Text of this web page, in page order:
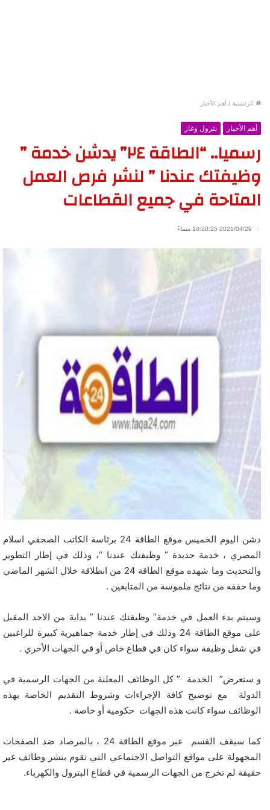
الرئيسية / أهم الأخبار
أهم الأخبار بترول وغاز
رسميا.. “الطاقة ٢٤” يدشن خدمة ”
وظيفتك عندنا ” لنشر فرص العمل
المتاحة في جميع القطاعات
2021/04/29 10:20:25 مساءً
دشن اليوم الخميس موقع الطاقة 24 برئاسة الكاتب الصحفي اسلام
المصري ، خدمة جديدة ” وظيفتك عندنا “، وذلك في إطار التطوير
والتحديث وما شهده موقع الطاقة 24 من انطلاقة خلال الشهر الماضي
وما حققه من نتائج ملموسة من المتابعين .
وسيتم بدء العمل في خدمة” وظيفتك عندنا ” بداية من الاحد المقبل
على موقع الطاقة 24 وذلك في إطار خدمة جماهيرية كبيرة للراغبين
في شغل وظيفة سواء كان في قطاع خاص أو في الجهات الأخري .
و ستعرض” الخدمة ” كل الوظائف المعلنة من الجهات الرسمية في
الدولة مع توضيح كافة الإجراءات وشروط التقديم الخاصة بهذه
الوظائف سواء كانت هذه الجهات حكومية أو خاصة .
كما سيقف القسم عبر موقع الطاقة 24 ، بالمرصاد ضد الصفحات
المجهولة على مواقع التواصل الاجتماعي التي تقوم بنشر وظائف غير
حقيقة لم تخرج من الجهات الرسمية في قطاع البترول والكهرباء.